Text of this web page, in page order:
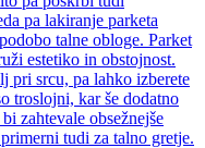
pa lakiranje parketa
talne obloge. Parket
estetiko in obstojnost.
pri srcu, pa lahko izberete
troslojni, kar še dodatno
zahtevale obsežnejše
tudi za talno gretje.